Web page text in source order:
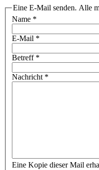
Eine E-Mail senden. Alle
Name *
E-Mail *
Betreff*
Nachricht*
Eine Kopie dieser Mail